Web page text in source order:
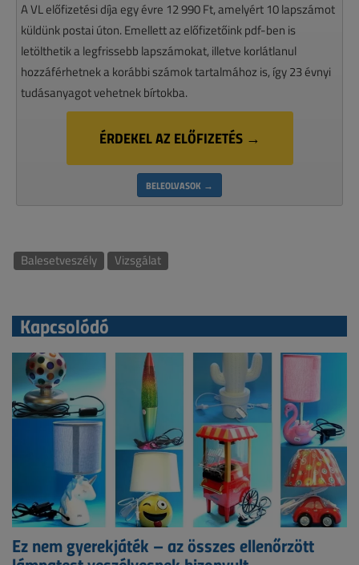
A VL előfizetési díja egy évre 12 990 Ft, amelyért 10 lapszámot
küldünk postai úton. Emellett az előfizetőink pdf-ben is
letölthetik a legfrissebb lapszámokat, illetve korlátlanul
hozzáférhetnek a korábbi számok tartalmához is, így 23 évnyi
tudásanyagot vehetnek bírtokba.
ÉRDEKEL AZ ELŐFIZETÉS →
BELEOLVASOK →
Balesetveszély Vizsgálat
Kapcsolódó
Ez nem gyerekjáték – az összes ellenőrzött